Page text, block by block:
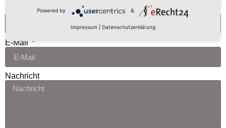
E-Mail
Nachricht
Powered by &
Impressum Datenschutzerklärung